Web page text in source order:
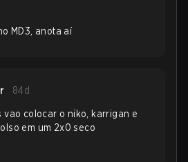
MD3, anota aí
84d
vao colocar o niko, karrigan e
em um 2x0 seco